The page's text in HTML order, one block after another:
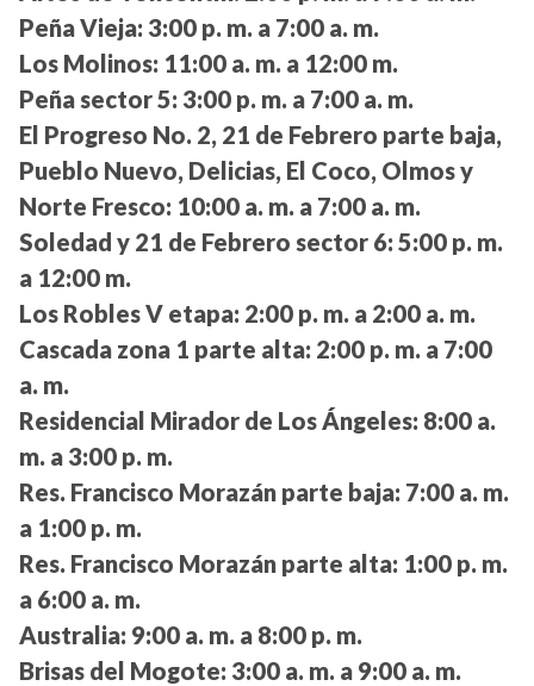
Peña Vieja: 3:00 p. m. a 7:00 a. m.
Los Molinos: 11:00 a. m. a 12:00 m.
Peña sector 5: 3:00 p. m. a 7:00 a. m.
El Progreso No. 2, 21 de Febrero parte baja,
Pueblo Nuevo, Delicias, El Coco, Olmos y
Norte Fresco: 10:00 a. m. a 7:00 a. m.
Soledad y 21 de Febrero sector 6: 5:00 p. m.
a 12:00 m.
Los Robles V etapa: 2:00 p. m. a 2:00 a. m.
Cascada zona 1 parte alta: 2:00 p. m. a 7:00
a. m.
Residencial Mirador de Los Ángeles: 8:00 a.
m. a 3:00 p. m.
Res. Francisco Morazán parte baja: 7:00 a. m.
a 1:00 p. m.
Res. Francisco Morazán parte alta: 1:00 p. m.
a 6:00 a. m.
Australia: 9:00 a. m. a 8:00 p. m.
Brisas del Mogote: 3:00 a. m. a 9:00 a. m.